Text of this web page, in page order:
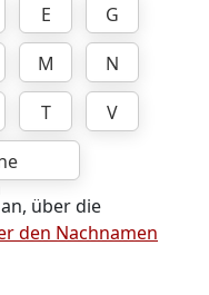
E
G
M
N
T
V
über die
den Nachnamen